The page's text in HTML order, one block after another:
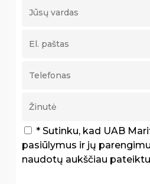
* Sutinku, kad UAB
pasiūlymus ir jų
naudotų aukščiau